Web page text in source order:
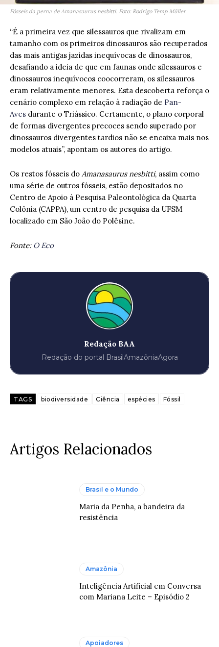
Fósseis da perna de Amanasaurus nesbitti. Foto: Rodrigo Temp Müller
“É a primeira vez que silessauros que rivalizam em
tamanho com os primeiros dinossauros são recuperados
das mais antigas jazidas inequívocas de dinossauros,
desafiando a ideia de que em faunas onde silessauros e
dinossauros inequívocos coocorreram, os silessauros
eram relativamente menores. Esta descoberta reforça o
cenário complexo em relação à radiação de Pan-
Aves durante o Triássico. Certamente, o plano corporal
de formas divergentes precoces sendo superado por
dinossauros divergentes tardios não se encaixa mais nos
modelos atuais”, apontam os autores do artigo.
Os restos fósseis do Amanasaurus nesbitti, assim como
uma série de outros fósseis, estão depositados no
Centro de Apoio à Pesquisa Paleontológica da Quarta
Colônia (CAPPA), um centro de pesquisa da UFSM
localizado em São João do Polêsine.
Fonte: O Eco
Redação BAA
Redação do portal BrasilAmazôniaAgora
TAGS biodiversidade Ciência espécies Fóssil
Artigos Relacionados
Brasil e o Mundo
Maria da Penha, a bandeira da
resistência
Amazônia
Inteligência Artificial em Conversa
com Mariana Leite – Episódio 2
Apoiadores